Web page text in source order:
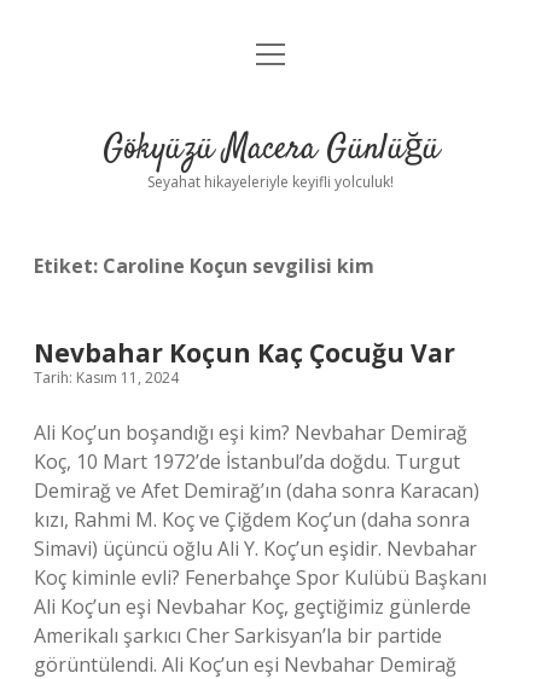
Anasayfa
Yasal Uyarı
menüyü
Gökyüzü Macera Günlüğü
Seyahat hikayeleriyle keyifli yolculuk!
Etiket: Caroline Koçun sevgilisi kim
Nevbahar Koçun Kaç Çocuğu Var
Tarih: Kasım 11, 2024
Ali Koç’un boşandığı eşi kim? Nevbahar Demirağ
Koç, 10 Mart 1972’de İstanbul’da doğdu. Turgut
Demirağ ve Afet Demirağ’ın (daha sonra Karacan)
kızı, Rahmi M. Koç ve Çiğdem Koç’un (daha sonra
Simavi) üçüncü oğlu Ali Y. Koç’un eşidir. Nevbahar
Koç kiminle evli? Fenerbahçe Spor Kulübü Başkanı
Ali Koç’un eşi Nevbahar Koç, geçtiğimiz günlerde
Amerikalı şarkıcı Cher Sarkisyan’la bir partide
görüntülendi. Ali Koç’un eşi Nevbahar Demirağ